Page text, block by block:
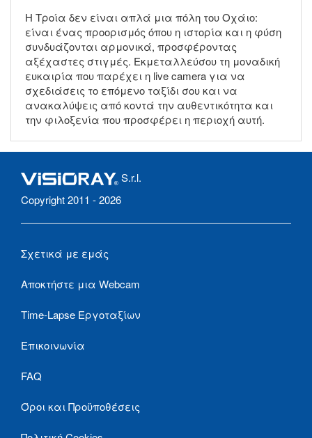
Η Τροία δεν είναι απλά μια πόλη του Οχάιο:
είναι ένας προορισμός όπου η ιστορία και η φύση
συνδυάζονται αρμονικά, προσφέροντας
αξέχαστες στιγμές. Εκμεταλλεύσου τη μοναδική
ευκαιρία που παρέχει η live camera για να
σχεδιάσεις το επόμενο ταξίδι σου και να
ανακαλύψεις από κοντά την αυθεντικότητα και
την φιλοξενία που προσφέρει η περιοχή αυτή.
S.r.l.
Copyright 2011 - 2026
Σχετικά με εμάς
Αποκτήστε μια Webcam
Time-Lapse Εργοταξίων
Επικοινωνία
FAQ
Όροι και Προϋποθέσεις